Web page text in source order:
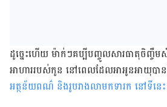
ដូច្នេះ​ហើយ​ ម៉ាក់​ៗ​គប្បី​បញ្ចូល​សារធាតុ​ចិញ្ចឹម​
អាហារ​របស់​កូន​​ នៅ​ពេល​ដែល​អា​អូន​អាយុ​បា
អត្ថន័យពណ៌ និងរូបរាងលាមកទារក នៅ​ទី​នេះ​